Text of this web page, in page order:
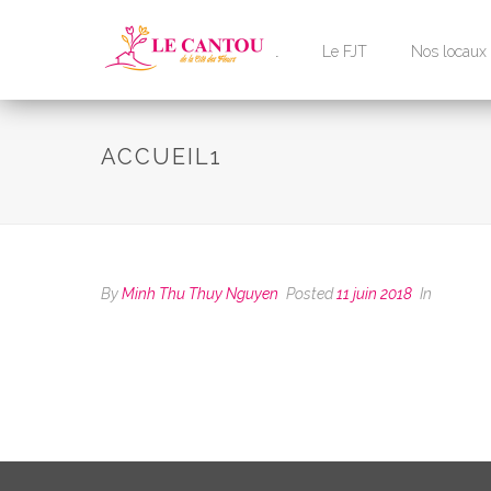
Accueil Le FJT Nos locaux
ACCUEIL1
ByMinh Thu Thuy Nguyen Posted11 juin 2018 In